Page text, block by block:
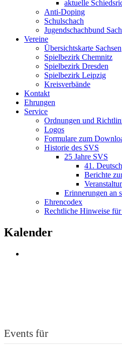
aktuelle
Anti-Doping
Schulschach
Jugendschachbund
Vereine
Übersichtskarte Sachsen
Spielbezirk Chemnitz
Spielbezirk Dresden
Spielbezirk Leipzig
Kreisverbände
Kontakt
Ehrungen
Service
Ordnungen und
Logos
Formulare zum
Historie des SVS
25 Jahre SVS
41.
Berichte
Erinnerungen an
Ehrencodex
Rechtliche Hinweise für
Kalender
Events für